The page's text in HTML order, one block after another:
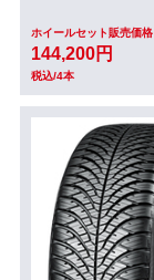
ホイールセット販売価格
144,200円
税込/4本